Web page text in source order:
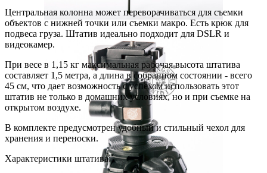
Центральная колонна может переворачиваться для съемки
объектов с нижней точки или съемки макро. Есть крюк для
подвеса груза. Штатив идеально подходит для DSLR и
видеокамер.
При весе в 1,15 кг максимальная рабочая высота штатива
составляет 1,5 метра, а длина в собранном состоянии - всего
45 см, что дает возможность с успехом использовать этот
штатив не только в домашних условиях, но и при съемке на
открытом воздухе.
В комплекте предусмотрен удобный и стильный чехол для
хранения и переноски.
Характеристики штатива: